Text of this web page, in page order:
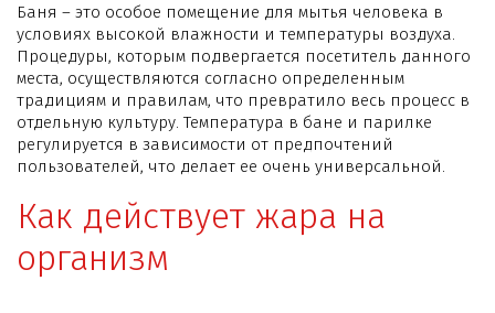
Баня – это особое помещение для мытья человека в
условиях высокой влажности и температуры воздуха.
Процедуры, которым подвергается посетитель данного
места, осуществляются согласно определенным
традициям и правилам, что превратило весь процесс в
отдельную культуру. Температура в бане и парилке
регулируется в зависимости от предпочтений
пользователей, что делает ее очень универсальной.
Как действует жара на
организм